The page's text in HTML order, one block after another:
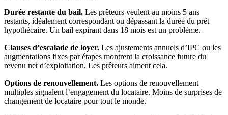
Durée restante du bail. Les prêteurs veulent au moins 5 ans
restants, idéalement correspondant ou dépassant la durée du prêt
hypothécaire. Un bail expirant dans 18 mois est un problème.
Clauses d’escalade de loyer. Les ajustements annuels d’IPC ou les
augmentations fixes par étapes montrent la croissance future du
revenu net d’exploitation. Les prêteurs aiment cela.
Options de renouvellement. Les options de renouvellement
multiples signalent l’engagement du locataire. Moins de surprises de
changement de locataire pour tout le monde.